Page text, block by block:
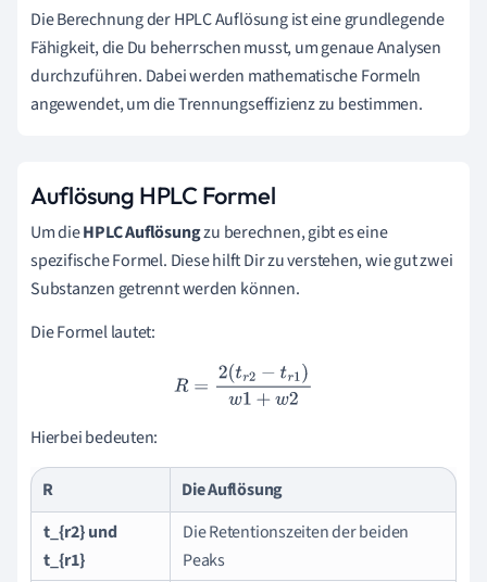
Die Berechnung der HPLC Auflösung ist eine grundlegende
Fähigkeit, die Du beherrschen musst, um genaue Analysen
durchzuführen. Dabei werden mathematische Formeln
angewendet, um die Trennungseffizienz zu bestimmen.
Auflösung HPLC Formel
Um dieHPLC Auflösungzu berechnen, gibt es eine
spezifische Formel. Diese hilft Dir zu verstehen, wie gut zwei
Substanzen getrennt werden können.
Die Formel lautet:
R= 2(t r2−tr1) w1+w2
Hierbei bedeuten:
R
Die Auflösung
t_{r2} und
t_{r1}
Die Retentionszeiten der beiden
Peaks